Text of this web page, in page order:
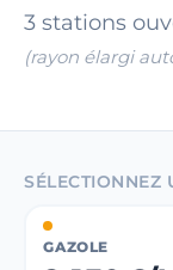
3 stations
(rayon élargi
SÉLECTIONNEZ
GAZOLE